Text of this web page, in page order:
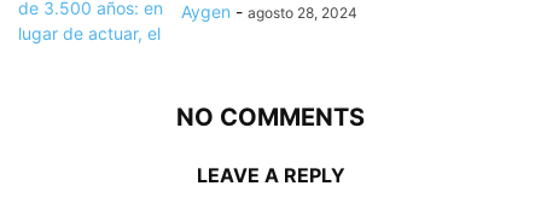
Aygen - agosto 28, 2024
NO COMMENTS
LEAVE A REPLY